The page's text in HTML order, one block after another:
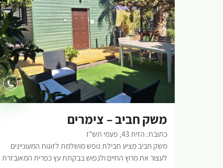
לצורך צילומים (לכלות ובכלל), ספה נפתחת שגם בה ניתן
לישון, שולחן סלוני מעץ אלון מעושן, שולחן מטבח, מטבח
מאובזר כולל מכונת אספרסו של Nespreso, פלטת בישול
ופלטת שבת ומיחם לשומרי שבת. המקום מתאים גם לדתיים,
במטבחים קיימים כלים בשריים וחלביים בהפרדה יש בית
כנסת בסביבה. מחוץ לצימרים יש מדשאות ענק, עצי פרי
קסומים של תאנים, ענבים, זיתים, תפוזים, לימונים, סברס
ורימונים, תמרים. אזור מגודר ותחום של בריכה ענקית ומסביב
לה פינות ישיבה מפנקות ועצי זית, מושלם לאירוח משפחות.
משק חביב – צימרים
כתובת: הזית 43, פעמי תש"ז
משק חביב מציע חבילת נופש מושלמת לזוגות המעוניינים
לעצור את מרוץ החיים ולנפוש בבקתת עץ כפרית המאובזרת